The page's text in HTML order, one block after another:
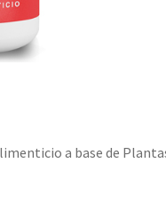
a base de